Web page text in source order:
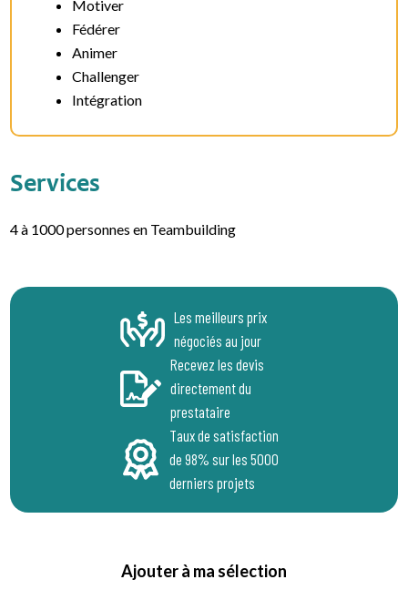
Motiver
Fédérer
Animer
Challenger
Intégration
Services
4 à 1000 personnes en Teambuilding
Les meilleurs prix
négociés au jour
Recevez les devis
directement du
prestataire
Taux de satisfaction
de 98% sur les 5000
derniers projets
Ajouter à ma sélection